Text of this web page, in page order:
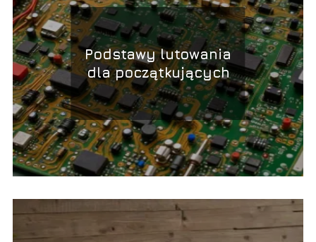
Podstawy lutowania
dla początkujących